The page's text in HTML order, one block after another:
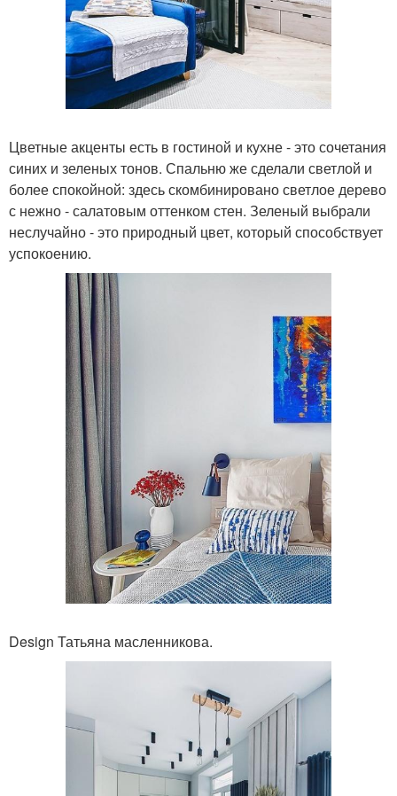
Цветные акценты есть в гостиной и кухне - это сочетания
синих и зеленых тонов. Спальню же сделали светлой и
более спокойной: здесь скомбинировано светлое дерево
с нежно - салатовым оттенком стен. Зеленый выбрали
неслучайно - это природный цвет, который способствует
успокоению.
Design Татьяна масленникова.